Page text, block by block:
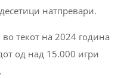
натпревари.
текот на 2024 година
од над 15.000 игри